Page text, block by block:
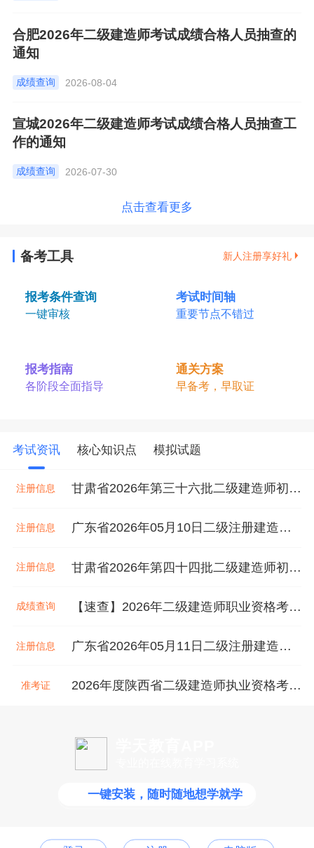
合肥2026年二级建造师考试成绩合格人员抽查的
通知
成绩查询 2026-08-04
宣城2026年二级建造师考试成绩合格人员抽查工
作的通知
成绩查询 2026-07-30
点击查看更多
备考工具 新人注册享好礼
报考条件查询
一键审核
考试时间轴
重要节点不错过
报考指南
各阶段全面指导
通关方案
早备考，早取证
考试资讯 核心知识点 模拟试题
注册信息 甘肃省2026年第三十六批二级建造师初始注册等人员名单
注册信息 广东省2026年05月10日二级注册建造师注册人员的公告
注册信息 甘肃省2026年第四十四批二级建造师初始注册等人员名单
成绩查询 【速查】2026年二级建造师职业资格考试成绩已公布！
注册信息 广东省2026年05月11日二级注册建造师注册人员的公告
准考证 2026年度陕西省二级建造师执业资格考试打印准考证的通知
一键安装，随时随地想学就学